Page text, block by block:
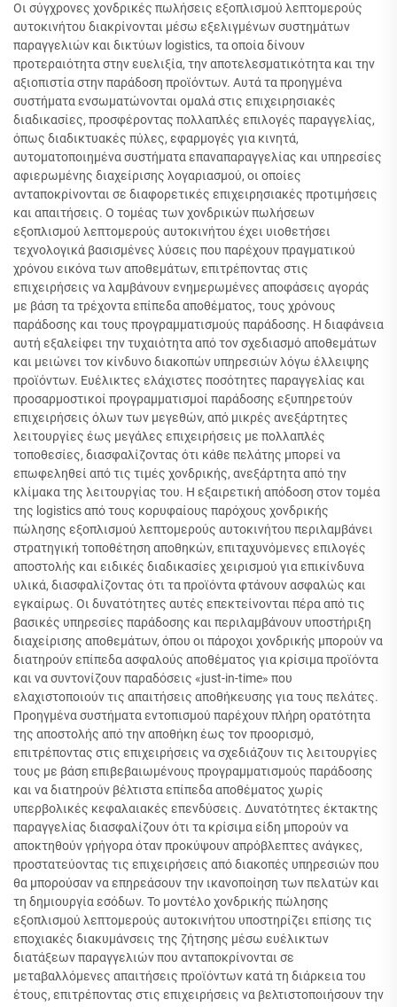
Οι σύγχρονες χονδρικές πωλήσεις εξοπλισμού λεπτομερούς
αυτοκινήτου διακρίνονται μέσω εξελιγμένων συστημάτων
παραγγελιών και δικτύων logistics, τα οποία δίνουν
προτεραιότητα στην ευελιξία, την αποτελεσματικότητα και την
αξιοπιστία στην παράδοση προϊόντων. Αυτά τα προηγμένα
συστήματα ενσωματώνονται ομαλά στις επιχειρησιακές
διαδικασίες, προσφέροντας πολλαπλές επιλογές παραγγελίας,
όπως διαδικτυακές πύλες, εφαρμογές για κινητά,
αυτοματοποιημένα συστήματα επαναπαραγγελίας και υπηρεσίες
αφιερωμένης διαχείρισης λογαριασμού, οι οποίες
ανταποκρίνονται σε διαφορετικές επιχειρησιακές προτιμήσεις
και απαιτήσεις. Ο τομέας των χονδρικών πωλήσεων
εξοπλισμού λεπτομερούς αυτοκινήτου έχει υιοθετήσει
τεχνολογικά βασισμένες λύσεις που παρέχουν πραγματικού
χρόνου εικόνα των αποθεμάτων, επιτρέποντας στις
επιχειρήσεις να λαμβάνουν ενημερωμένες αποφάσεις αγοράς
με βάση τα τρέχοντα επίπεδα αποθέματος, τους χρόνους
παράδοσης και τους προγραμματισμούς παράδοσης. Η διαφάνεια
αυτή εξαλείφει την τυχαιότητα από τον σχεδιασμό αποθεμάτων
και μειώνει τον κίνδυνο διακοπών υπηρεσιών λόγω έλλειψης
προϊόντων. Ευέλικτες ελάχιστες ποσότητες παραγγελίας και
προσαρμοστικοί προγραμματισμοί παράδοσης εξυπηρετούν
επιχειρήσεις όλων των μεγεθών, από μικρές ανεξάρτητες
λειτουργίες έως μεγάλες επιχειρήσεις με πολλαπλές
τοποθεσίες, διασφαλίζοντας ότι κάθε πελάτης μπορεί να
επωφεληθεί από τις τιμές χονδρικής, ανεξάρτητα από την
κλίμακα της λειτουργίας του. Η εξαιρετική απόδοση στον τομέα
της logistics από τους κορυφαίους παρόχους χονδρικής
πώλησης εξοπλισμού λεπτομερούς αυτοκινήτου περιλαμβάνει
στρατηγική τοποθέτηση αποθηκών, επιταχυνόμενες επιλογές
αποστολής και ειδικές διαδικασίες χειρισμού για επικίνδυνα
υλικά, διασφαλίζοντας ότι τα προϊόντα φτάνουν ασφαλώς και
εγκαίρως. Οι δυνατότητες αυτές επεκτείνονται πέρα από τις
βασικές υπηρεσίες παράδοσης και περιλαμβάνουν υποστήριξη
διαχείρισης αποθεμάτων, όπου οι πάροχοι χονδρικής μπορούν να
διατηρούν επίπεδα ασφαλούς αποθέματος για κρίσιμα προϊόντα
και να συντονίζουν παραδόσεις «just-in-time» που
ελαχιστοποιούν τις απαιτήσεις αποθήκευσης για τους πελάτες.
Προηγμένα συστήματα εντοπισμού παρέχουν πλήρη ορατότητα
της αποστολής από την αποθήκη έως τον προορισμό,
επιτρέποντας στις επιχειρήσεις να σχεδιάζουν τις λειτουργίες
τους με βάση επιβεβαιωμένους προγραμματισμούς παράδοσης
και να διατηρούν βέλτιστα επίπεδα αποθέματος χωρίς
υπερβολικές κεφαλαιακές επενδύσεις. Δυνατότητες έκτακτης
παραγγελίας διασφαλίζουν ότι τα κρίσιμα είδη μπορούν να
αποκτηθούν γρήγορα όταν προκύψουν απρόβλεπτες ανάγκες,
προστατεύοντας τις επιχειρήσεις από διακοπές υπηρεσιών που
θα μπορούσαν να επηρεάσουν την ικανοποίηση των πελατών και
τη δημιουργία εσόδων. Το μοντέλο χονδρικής πώλησης
εξοπλισμού λεπτομερούς αυτοκινήτου υποστηρίζει επίσης τις
εποχιακές διακυμάνσεις της ζήτησης μέσω ευέλικτων
διατάξεων παραγγελιών που ανταποκρίνονται σε
μεταβαλλόμενες απαιτήσεις προϊόντων κατά τη διάρκεια του
έτους, επιτρέποντας στις επιχειρήσεις να βελτιστοποιήσουν την